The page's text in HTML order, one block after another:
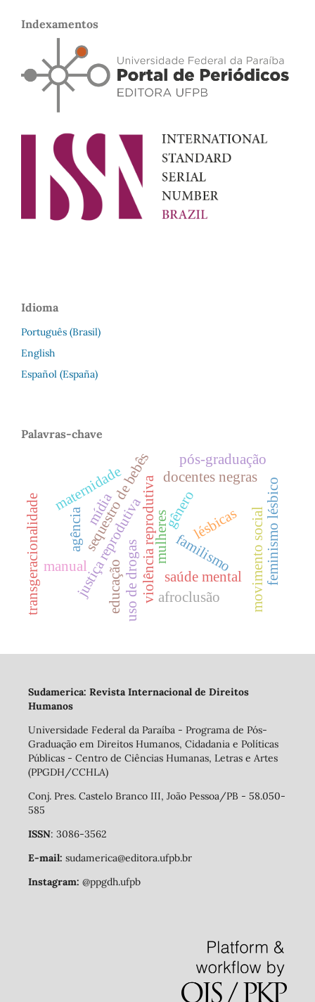
Indexamentos
Idioma
Português (Brasil)
English
Español (España)
Palavras-chave
saúde mental
mulheres
violência reprodutiva familismo
uso de drogas
sequestro de bebês
justiça reprodutiva
mídia
manual
transgeracionalidade lésbicas movimento socialfeminismo lésbico
educação afroclusão
gênero
maternidade
agência
docentes negras
pós-graduação
Sudamerica: Revista Internacional de Direitos
Humanos
Universidade Federal da Paraíba - Programa de Pós-
Graduação em Direitos Humanos, Cidadania e Políticas
Públicas - Centro de Ciências Humanas, Letras e Artes
(PPGDH/CCHLA)
Conj. Pres. Castelo Branco III, João Pessoa/PB - 58.050-
585
ISSN: 3086-3562
E-mail: sudamerica@editora.ufpb.br
Instagram: @ppgdh.ufpb